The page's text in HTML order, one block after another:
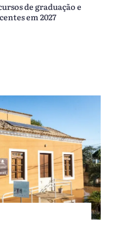
de graduação e
em 2027